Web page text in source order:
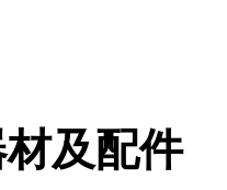
及配件